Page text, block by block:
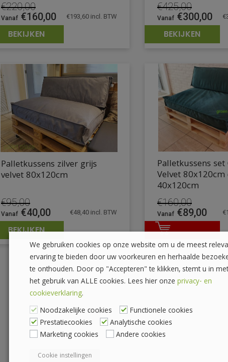
€220,00
Oorspronkelijke
prijs
was:
€220,00.
€160,00Huidige
prijs
€160,00.
€193,60incl. BTW
BEKIJKEN
€425,00
Oorspronkelijke
prijs
was:
€425,00.
€300,00
prijs
€
BEKIJKEN
Palletkussens zilver grijs
velvet 80x120cm
€95,00
Oorspronkelijke
prijs
was:
€95,00.
€40,00Huidige
prijs
is:
€40,00.
€48,40incl. BTW
BEKIJKEN
Palletkussens set
Velvet 80x120cm
40x120cm
€160,00
Oorspronkelijke
prijs
was:
€160,00.
€89,00
prijs
is:
€
We gebruiken cookies op onze website om u de meest
ervaring te bieden door uw voorkeuren en herhaalde
te onthouden. Door op "Accepteren" te klikken, stemt u in met
het gebruik van ALLE cookies. Lees hier onze privacy- en
cookieverklaring.
Noodzakelijke cookies
Functionele cookies
Prestatiecookies
Analytische cookies
Marketing cookies
Andere cookies
Cookie instellingen